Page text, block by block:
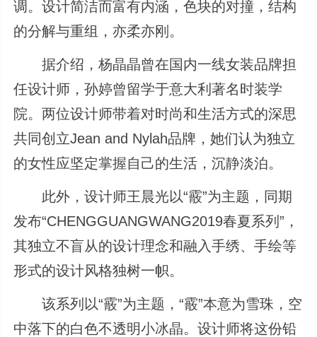
调。设计简洁而富有内涵，色块的对撞，结构
的分解与重组，亦柔亦刚。
据介绍，杨晶晶曾在国内一线女装品牌担
任设计师，孙婷曾留学于意大利著名时装学
院。两位设计师带着对时尚和生活方式的深思
共同创立Jean and Nylah品牌，她们认为独立
的女性应坚定掌握自己的生活，沉静淡泊。
此外，设计师王晨光以“霰”为主题，同期
发布“CHENGGUANGWANG2019春夏系列”，
其独立不盲从的设计理念和融入手绣、手绘等
形式的设计风格独树一帜。
该系列以“霰”为主题，“霰”本意为雪珠，空
中落下的白色不透明小冰晶。设计师将这份铅